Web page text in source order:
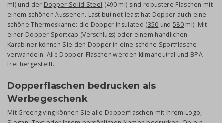
ml) und der Dopper Solid Steel (490 ml) sind robustere Flaschen mit
einem schönen Aussehen. Last but not least hat Dopper auch eine
schöne Thermoskanne: die Dopper Insulated (350 und580ml). Mit
einer Dopper Sportcap (Verschluss) oder einem handlichen
Karabiner können Sie den Dopper in eine schöne Sportflasche
verwandeln. Alle Dopper-Flaschen werden klimaneutral und BPA-
frei hergestellt.
Dopperflaschen bedrucken als
Werbegeschenk
Mit Greengiving können Sie alle Dopperflaschen mit Ihrem Logo,